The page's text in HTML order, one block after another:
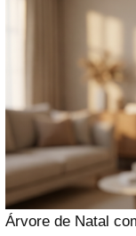
Árvore de Natal